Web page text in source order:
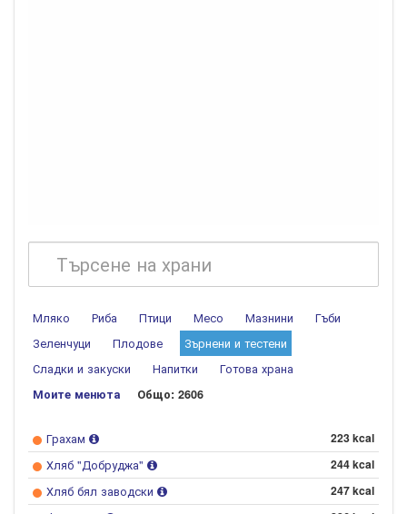
Мляко Риба Птици Месо Мазнини
Гъби
Зеленчуци
Плодове
Зърнени и тестени
Сладки и закуски
Напитки Готова храна
Моите менюта Общо: 2606
Грахам 223 kcal
Хляб "Добруджа" 244 kcal
Хляб бял заводски 247 kcal